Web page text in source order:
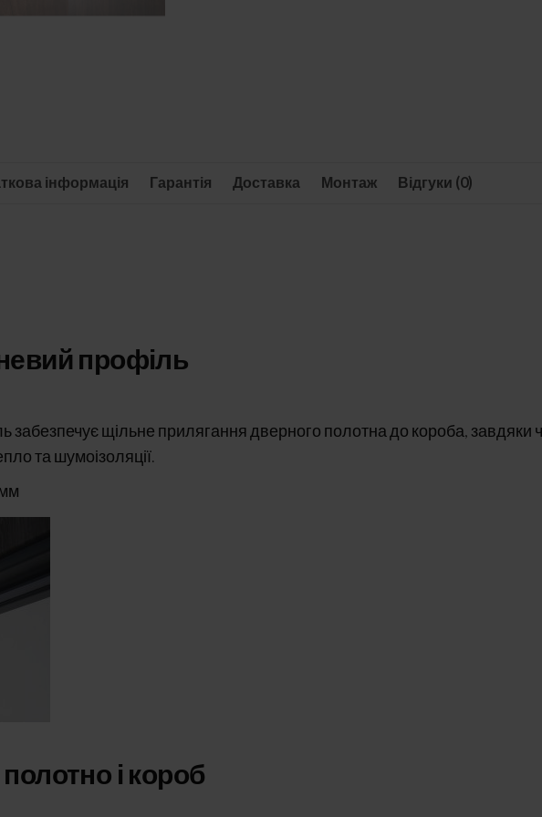
інформація Гарантія Доставка Монтаж Відгуки (0)
профіль
забезпечує щільне прилягання дверного полотна до короба, завдяки
та шумоізоляції.
і короб